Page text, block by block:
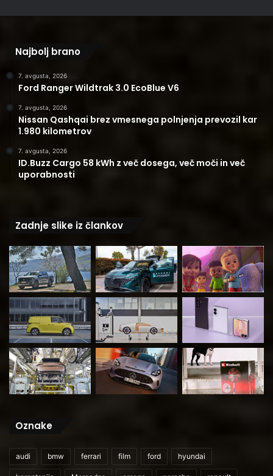
Najbolj brano
7. avgusta, 2026
Ford Ranger Wildtrak 3.0 EcoBlue V6
7. avgusta, 2026
Nissan Qashqai brez vmesnega polnjenja prevozil kar
1.980 kilometrov
7. avgusta, 2026
ID.Buzz Cargo 58 kWh z več dosega, več moči in več
uporabnosti
Zadnje slike iz člankov
Oznake
audi bmw ferrari film ford hyundai